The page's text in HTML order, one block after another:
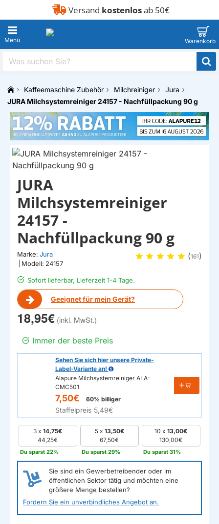
Versand kostenlosab 50€
Was
h
m
e
Kaffeemaschine Zubehör Milchreiniger
Jura
JURA Milchsystemreiniger 24157 - Nachfüllpackung 90 g
Sofort lieferbar, Lieferzeit 1-4 Tage.
Geeignet für mein Gerät?
JURA
Milchsystemreiniger
24157 -
Nachfüllpackung 90 g
Marke: Jura
Modell: 24157
(161)
18,95€
Immer der beste Preis
Sehen Sie sich hier unsere Private-
Label-Variante an!
Alapure Milchsystemreiniger ALA-
CMC501
7,50€ 60% billiger
Staffelpreis 5,49€
3 x14,75€
44,25€
Du sparst 22%
5 x 13,50€
67,50€
Du sparst 29%
10 x13,00€
130,00€
Du sparst 31%
Sie sind ein Gewerbetreibender oder im
öffentlichen Sektor tätig und möchten eine
größere Menge bestellen?
Fordern Sie ein unverbindliches Angebot an.